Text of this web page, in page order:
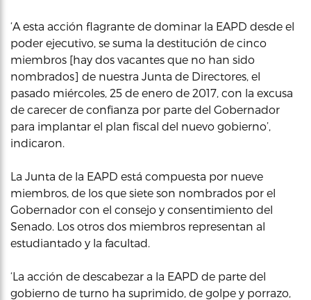
‘A esta acción flagrante de dominar la EAPD desde el
poder ejecutivo, se suma la destitución de cinco
miembros [hay dos vacantes que no han sido
nombrados] de nuestra Junta de Directores, el
pasado miércoles, 25 de enero de 2017, con la excusa
de carecer de confianza por parte del Gobernador
para implantar el plan fiscal del nuevo gobierno’,
indicaron.
La Junta de la EAPD está compuesta por nueve
miembros, de los que siete son nombrados por el
Gobernador con el consejo y consentimiento del
Senado. Los otros dos miembros representan al
estudiantado y la facultad.
‘La acción de descabezar a la EAPD de parte del
gobierno de turno ha suprimido, de golpe y porrazo,